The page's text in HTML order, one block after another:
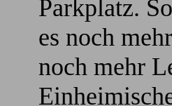
Parkplatz.
es noch
noch mehr